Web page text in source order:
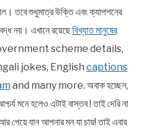
তবে শুধুমাত্র উক্তি এবং ক্যাপশনের
নয়। এখানে রয়েছেবিখ্যাত মানুষের
scheme details,
jokes, English captions
and many more. অবাক হচ্ছেন,
মনে হলেও এটাই বাস্তব ! তাই দেরি না
যান আপনার মন যা চায়! তাই এবার